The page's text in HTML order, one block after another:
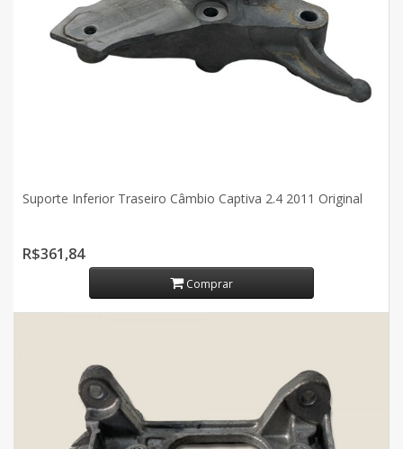
Suporte Inferior Traseiro Câmbio Captiva 2.4 2011 Original
R$361,84
Comprar